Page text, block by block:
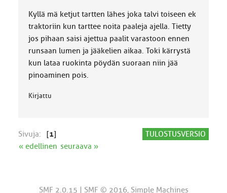
k
k
a
:
Kyllä mä ketjut tartten lähes joka talvi toiseen ek
traktoriin kun tarttee noita paaleja ajella. Tietty
jos pihaan saisi ajettua paalit varastoon ennen
runsaan lumen ja jääkelien aikaa. Toki kärrystä
kun lataa ruokinta pöydän suoraan niin jää
pinoaminen pois.
Kirjattu
TULOSTUSVERSIO
Sivuja: [1]
« edellinen seuraava »
SMF 2.0.15 | SMF © 2016, Simple Machines